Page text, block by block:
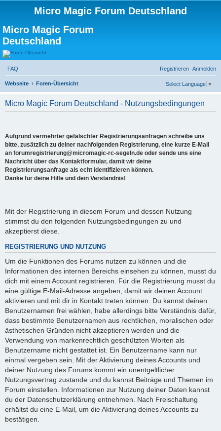
Micro Magic Forum Deutschland
Micro Magic Forum
Deutschland
FAQ Anmelden
Registrieren
Webseite
Foren-Übersicht
S
Select Language ▼
Micro Magic Forum Deutschland - Nutzungsbedingungen
Aufgrund vermehrter gefälschter Registrierungsanfragen schreibe uns
bitte, zusätzlich zu deiner nachfolgenden Registrierung, eine kurze E-Mail
an forumregistrierung@micromagic-rc-segeln.de oder sende uns eine
Nachricht über das Kontaktformular, damit wir deine
Registrierungsanfrage als echt identifizieren können.
Danke für deine Hilfe und dein Verständnis!
Mit der Registrierung in diesem Forum und dessen Nutzung
stimmst du den folgenden Nutzungsbedingungen zu und
akzeptierst diese.
REGISTRIERUNG UND NUTZUNG
Um die Funktionen des Forums nutzen zu können und die
Informationen des internen Bereichs einsehen zu können, musst du
dich mit einem Account registrieren. Für die Registrierung musst du
eine gültige E-Mail-Adresse angeben, damit wir deinen Account
aktivieren und mit dir in Kontakt treten können. Du kannst deinen
Benutzernamen frei wählen, habe allerdings bitte Verständnis dafür,
dass bestimmte Benutzernamen aus rechtlichen, moralischen oder
ästhetischen Gründen nicht akzeptieren werden und die
Verwendung von markenrechtlich geschützten Worten als
Benutzername nicht gestattet ist. Ein Benutzername kann nur
einmal vergeben sein. Mit der Aktivierung deines Accounts und
deiner Nutzung des Forums kommt ein unentgeltlicher
Nutzungsvertrag zustande und du kannst Beiträge und Themen im
Forum einstellen. Informationen zur Nutzung deiner Daten kannst
du der Datenschutzerklärung entnehmen. Nach Freischaltung
erhältst du eine E-Mail, um die Aktivierung deines Accounts zu
bestätigen.